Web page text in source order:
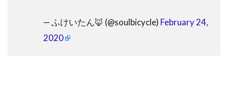
— ふけいたん🦊 (@soulbicycle) February 24,
2020